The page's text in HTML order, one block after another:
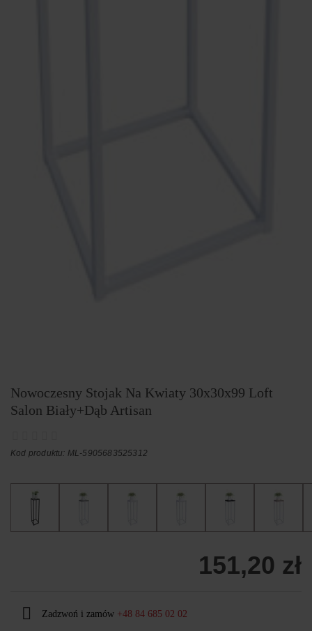
Nowoczesny Stojak Na Kwiaty 30x30x99 Loft
Salon Biały+Dąb Artisan
Kod produktu: ML-5905683525312
151,20 zł
Zadzwoń i zamów +48 84 685 02 02